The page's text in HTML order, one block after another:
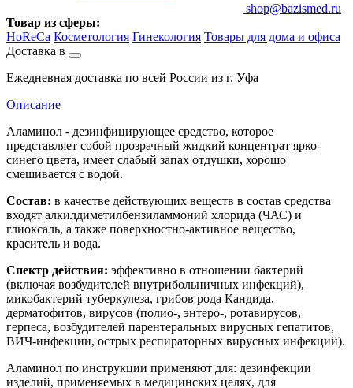
shop@bazismed.ru
Товар из сферы:
HoReCa Косметология Гинекология Товары для дома и офиса
Доставка в
Ежедневная доставка по всей России из г. Уфа
Описание
Аламинол - дезинфицирующее средство, которое
представляет собой прозрачный жидкий концентрат ярко-
синего цвета, имеет слабый запах отдушки, хорошо
смешивается с водой.
Состав: в качестве действующих веществ в состав средства
входят алкилдиметилбензиламмоний хлорида (ЧАС) и
глиоксаль, а также поверхностно-активное вещество,
краситель и вода.
Спектр действия: эффективно в отношении бактерий
(включая возбудителей внутрибольничных инфекций),
микобактерий туберкулеза, грибов рода Кандида,
дерматофитов, вирусов (полио-, энтеро-, ротавирусов,
герпеса, возбудителей парентеральных вирусных гепатитов,
ВИЧ-инфекции, острых респираторных вирусных инфекций).
Аламинол по инструкции применяют для: дезинфекции
изделий, применяемых в медицинских целях, для